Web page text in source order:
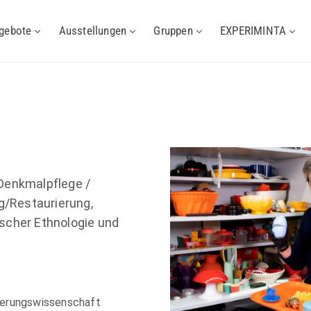
Ausstellungen Gruppen EXPERIMINTA
/
Restaurierung,
Ethnologie und